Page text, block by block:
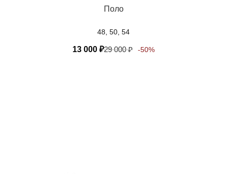
Поло
48, 50, 54
13 000 ₽29 000₽ -50%